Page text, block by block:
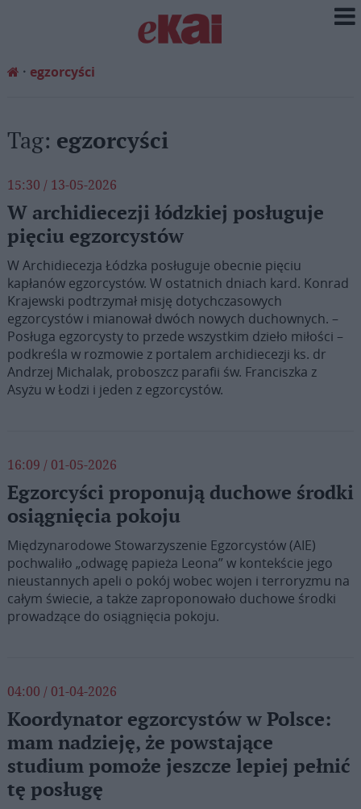
egzorcyści
Tag: egzorcyści
15:30 / 13-05-2026
W archidiecezji łódzkiej posługuje
pięciu egzorcystów
W Archidiecezja Łódzka posługuje obecnie pięciu
kapłanów egzorcystów. W ostatnich dniach kard. Konrad
Krajewski podtrzymał misję dotychczasowych
egzorcystów i mianował dwóch nowych duchownych. –
Posługa egzorcysty to przede wszystkim dzieło miłości –
podkreśla w rozmowie z portalem archidiecezji ks. dr
Andrzej Michalak, proboszcz parafii św. Franciszka z
Asyżu w Łodzi i jeden z egzorcystów.
16:09 / 01-05-2026
Egzorcyści proponują duchowe środki
osiągnięcia pokoju
Międzynarodowe Stowarzyszenie Egzorcystów (AIE)
pochwaliło „odwagę papieża Leona” w kontekście jego
nieustannych apeli o pokój wobec wojen i terroryzmu na
całym świecie, a także zaproponowało duchowe środki
prowadzące do osiągnięcia pokoju.
04:00 / 01-04-2026
Koordynator egzorcystów w Polsce:
mam nadzieję, że powstające
studium pomoże jeszcze lepiej pełnić
tę posługę